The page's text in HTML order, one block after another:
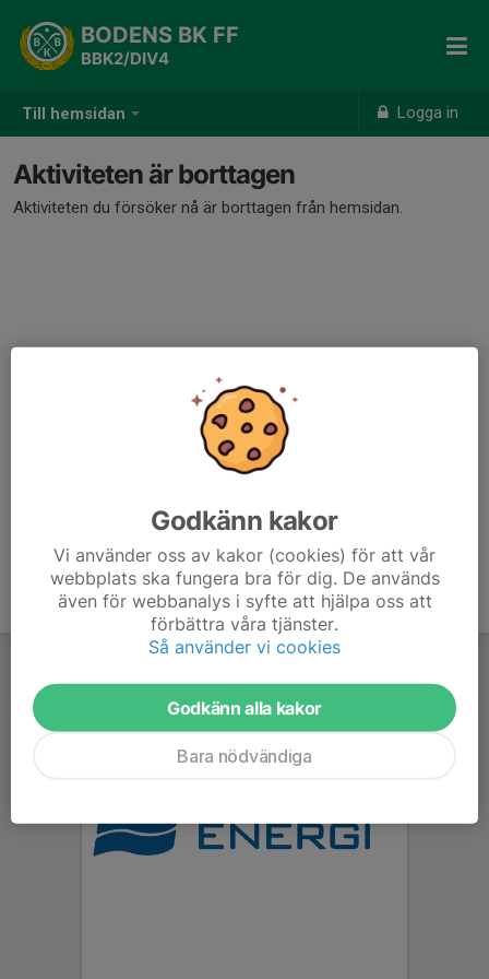
Till hemsidan Logga in
BODENS BK FF
BBK2/DIV4
Aktiviteten är borttagen
Aktiviteten du försöker nå är borttagen från hemsidan.
Godkänn kakor
Vi använder oss av kakor (cookies) för att vår
webbplats ska fungera bra för dig. De används
även för webbanalys i syfte att hjälpa oss att
förbättra våra tjänster.
Så använder vi cookies
Godkänn alla kakor
Bara nödvändiga